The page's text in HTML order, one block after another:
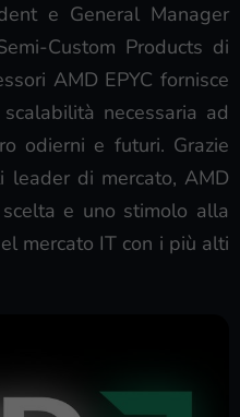
e General Manager
Custom Products di
AMD EPYC fornisce
necessaria ad
odierni e futuri. Grazie
leader di mercato, AMD
e uno stimolo alla
mercato IT con i più alti